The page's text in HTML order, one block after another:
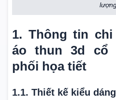
1. Thông tin
áo thun 3d cổ
phối họa tiết
1.1. Thiết kế kiểu